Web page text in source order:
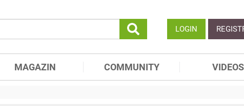
LOGIN
MAGAZIN COMMUNITY VIDEOS